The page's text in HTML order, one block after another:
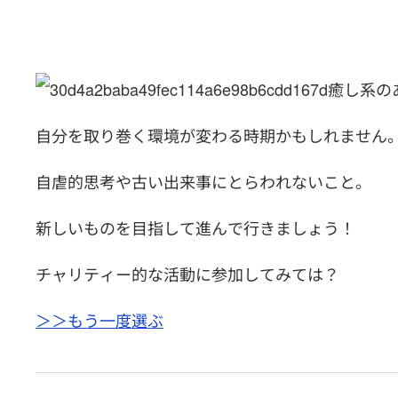
癒し系の
自分を取り巻く環境が変わる時期かもしれません。
自虐的思考や古い出来事にとらわれないこと。
新しいものを目指して進んで行きましょう！
チャリティー的な活動に参加してみては？
＞＞もう一度選ぶ